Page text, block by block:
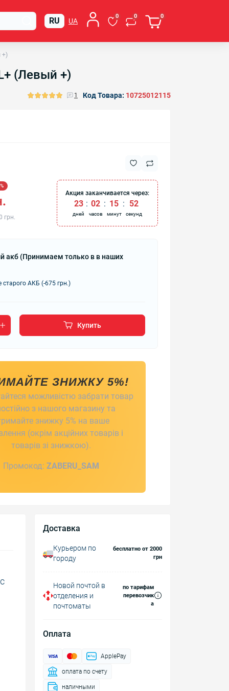
RU UA
0 0 0
+)
(Левый +)
1 Код Товара: 10725012115
грн.
Акция заканчивается через:
23
дней
: 02
часов
: 15
минут
: 51
секунд
акб (Принимаем только в в наших
старого АКБ (-675 грн.)
Купить
ЗНИЖКУ 5%!
можливістю забрати товар
з нашого магазину та
знижку 5% на ваше
(окрім акційних товарів і
товарів зі знижкою).
Промокод: ZABERU_SAM
Доставка
Курьером по
городу
бесплатно от 2000
грн
Новой почтой в
отделения и
почтоматы
по тарифам
перевозчик
а
Оплата
ApplePay
оплата по счету
наличными